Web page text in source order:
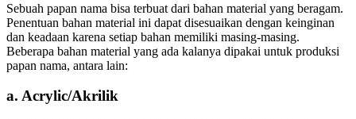
Sebuah papan nama bisa terbuat dari bahan material yang beragam.
Penentuan bahan material ini dapat disesuaikan dengan keinginan
dan keadaan karena setiap bahan memiliki masing-masing.
Beberapa bahan material yang ada kalanya dipakai untuk produksi
papan nama, antara lain:
a. Acrylic/Akrilik